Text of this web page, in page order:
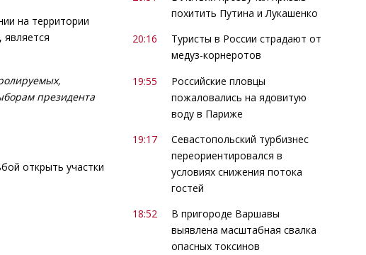
на территории
является
президента
открыть участки
похитить Путина и Лукашенко
20:16
Туристы в России страдают от
медуз-корнеротов
19:55
Российские пловцы
пожаловались на ядовитую
воду в Париже
19:17
Севастопольский турбизнес
переориентировался в
условиях снижения потока
гостей
18:52
В пригороде Варшавы
выявлена масштабная свалка
опасных токсинов